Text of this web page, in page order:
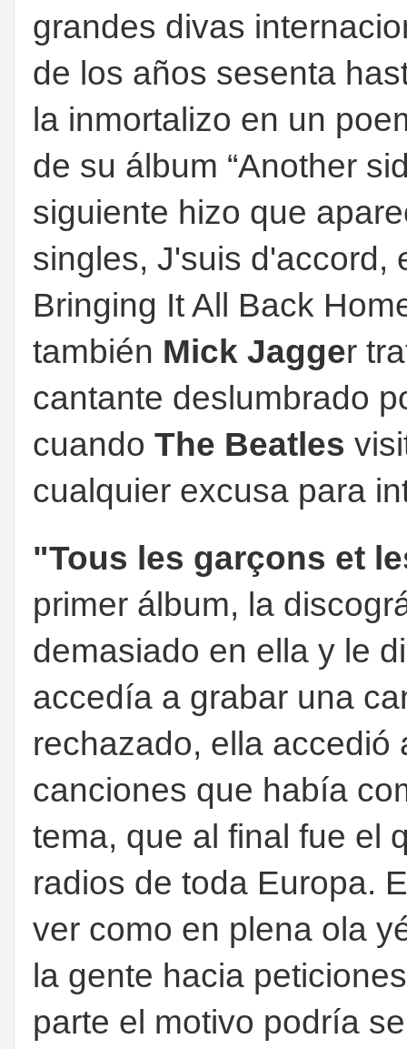
grandes divas
de los años sesenta
la inmortalizo en un
de su álbum “Another
siguiente hizo que
singles, J'suis d'accord,
Bringing It All Back
también Mick Jagger
cantante deslumbrado
cuando The Beatles
cualquier excusa para
"Tous les garçons et
primer álbum, la
demasiado en ella y le
accedía a grabar una
rechazado, ella accedió
canciones que había
tema, que al final fue el
radios de toda Europa.
ver como en plena ola
la gente hacia
parte el motivo podría